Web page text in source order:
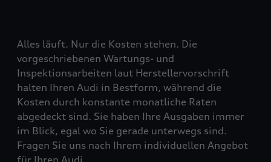
Alles läuft. Nur die Kosten stehen. Die
vorgeschriebenen Wartungs- und
Inspektionsarbeiten laut Herstellervorschrift
halten Ihren Audi in Bestform, während die
Kosten durch konstante monatliche Raten
abgedeckt sind. Sie haben Ihre Ausgaben immer
im Blick, egal wo Sie gerade unterwegs sind.
Fragen Sie uns nach Ihrem individuellen Angebot